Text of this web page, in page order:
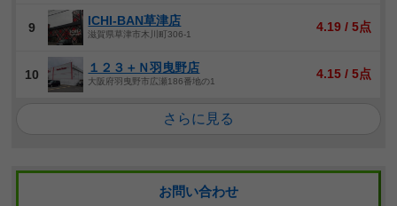
9 ICHI-BAN草津店
滋賀県草津市木川町306-1
4.19 / 5点
10 １２３＋Ｎ羽曳野店
大阪府羽曳野市広瀬186番地の1
4.15 / 5点
さらに見る
お問い合わせ